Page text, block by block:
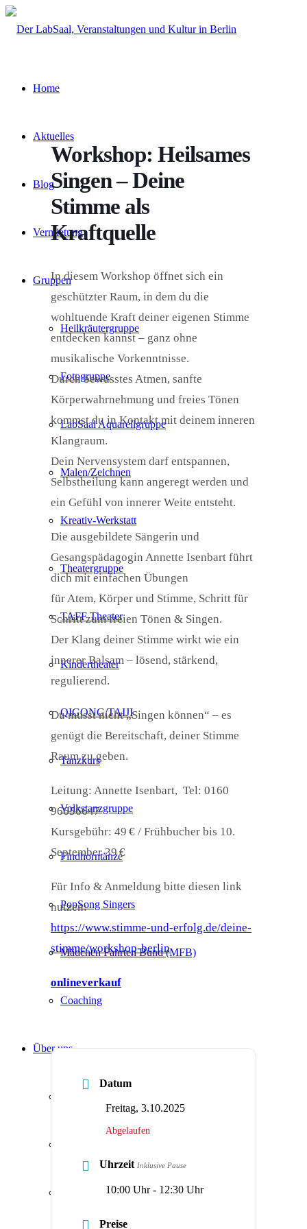
Home
Aktuelles
Blog
Vermietung
Gruppen
Heilkräutergruppe
Fotogruppe
LabSaal Aquarellgruppe
Malen/Zeichnen
Kreativ-Werkstatt
Theatergruppe
TAFF Theater
Kindertheater
QIGONG/TAIJI
Tanzkurs
Volkstanzgruppe
Findhorntänze
PopSong Singers
Mädchen Fahrten Bund (MFB)
Coaching
Über uns
Mitgliedschaft
Workshop: Heilsames
Singen – Deine
Stimme als
Kraftquelle
In diesem Workshop öffnet sich ein
geschützter Raum, in dem du die
wohltuende Kraft deiner eigenen Stimme
entdecken kannst – ganz ohne
musikalische Vorkenntnisse.
Durch bewusstes Atmen, sanfte
Körperwahrnehmung und freies Tönen
kommst du in Kontakt mit deinem inneren
Klangraum.
Dein Nervensystem darf entspannen,
Selbstheilung kann angeregt werden und
ein Gefühl von innerer Weite entsteht.
Die ausgebildete Sängerin und
Gesangspädagogin Annette Isenbart führt
dich mit einfachen Übungen
für Atem, Körper und Stimme, Schritt für
Schritt zum freien Tönen & Singen.
Der Klang deiner Stimme wirkt wie ein
innerer Balsam – lösend, stärkend,
regulierend.
Du musst nicht „Singen können“ – es
genügt die Bereitschaft, deiner Stimme
Raum zu geben.
Leitung: Annette Isenbart, Tel: 0160
96656647
Kursgebühr: 49 € / Frühbucher bis 10.
September 39 €
Für Info & Anmeldung bitte diesen link
nutzen:
https://www.stimme-und-erfolg.de/deine-
stimme/workshop-berlin
onlineverkauf
Datum
Freitag, 3.10.2025
Abgelaufen
Uhrzeit Inklusive Pause
10:00 Uhr - 12:30 Uhr
Preise